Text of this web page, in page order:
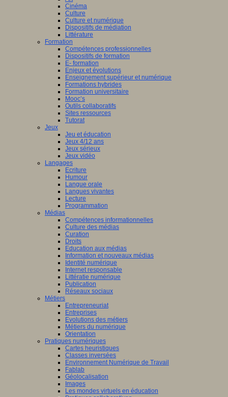
Cinéma
Culture
Culture et numérique
Dispositifs de médiation
Littérature
Formation
Compétences professionnelles
Dispositifs de formation
E- formation
Enjeux et évolutions
Enseignement supérieur et numérique
Formations hybrides
Formation universitaire
Mooc’s
Outils collaboratifs
Sites ressources
Tutorat
Jeux
Jeu et éducation
Jeux 4/12 ans
Jeux sérieux
Jeux vidéo
Langages
Ecriture
Humour
Langue orale
Langues vivantes
Lecture
Programmation
Médias
Compétences informationnelles
Culture des médias
Curation
Droits
Education aux médias
Information et nouveaux médias
Identité numérique
Internet responsable
Littératie numérique
Publication
Réseaux sociaux
Métiers
Entrepreneuriat
Entreprises
Evolutions des métiers
Métiers du numérique
Orientation
Pratiques numériques
Cartes heuristiques
Classes inversées
Environnement Numérique de Travail
Fablab
Géolocalisation
Images
Les mondes virtuels en éducation